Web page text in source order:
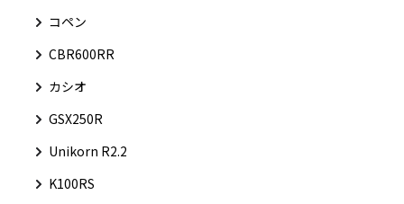
コペン
CBR600RR
カシオ
GSX250R
Unikorn R2.2
K100RS